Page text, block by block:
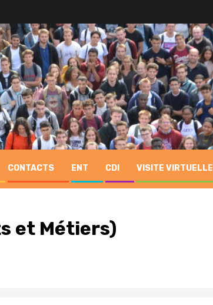
CONTACTS ENT CDI VISITE VIRTUELLE
et Métiers)